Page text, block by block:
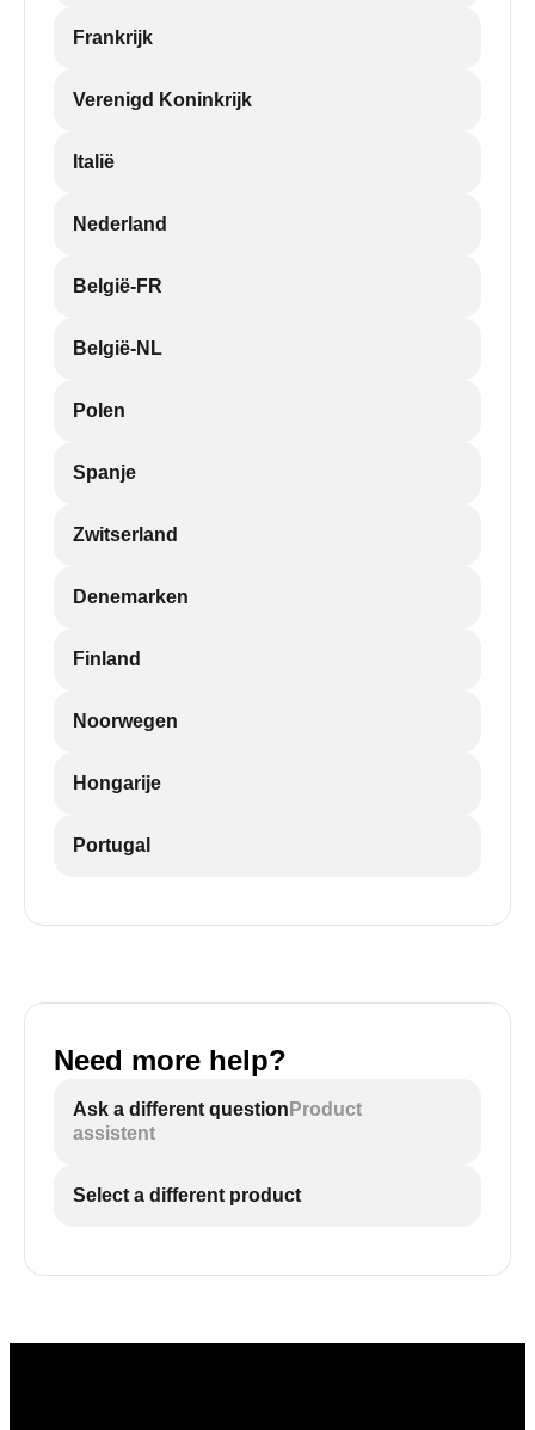
Frankrijk
Verenigd Koninkrijk
Italië
Nederland
België-FR
België-NL
Polen
Spanje
Zwitserland
Denemarken
Finland
Noorwegen
Hongarije
Portugal
Need more help?
Ask a different question Product
assistent
Select a different product